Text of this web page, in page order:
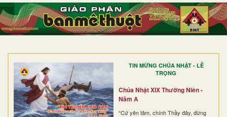
TIN MỪNG CHÚA NHẬT - LỄ
TRỌNG
Chúa Nhật XIX Thường Niên -
Năm A
“Cứ yên tâm, chính Thầy đây, đừng
TRANG NHẤT
GIỚI THIỆU
DÒNG TU
BAN MỤC VỤ
ĐOÀN THỂ CG